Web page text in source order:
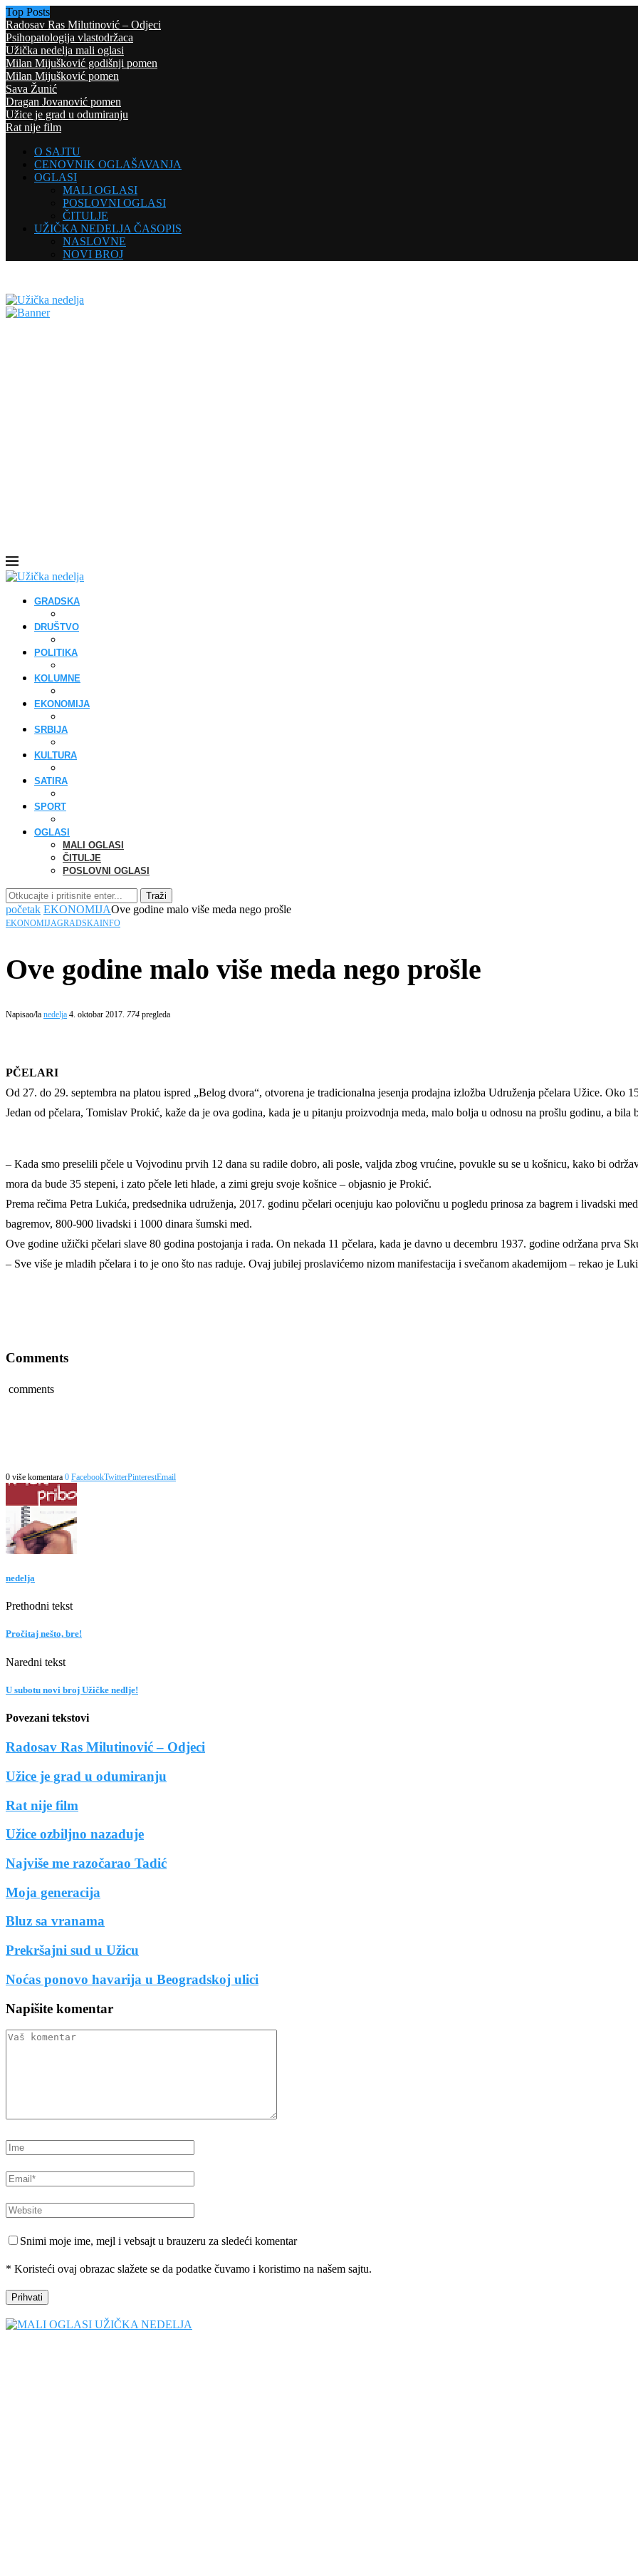
Top Posts
Radosav Ras Milutinović – Odjeci
Psihopatologija vlastodržaca
Užička nedelja mali oglasi
Milan Mijušković godišnji pomen
Milan Mijušković pomen
Sava Žunić
Dragan Jovanović pomen
Užice je grad u odumiranju
Rat nije film
O SAJTU
CENOVNIK OGLAŠAVANJA
OGLASI
MALI OGLASI
POSLOVNI OGLASI
ČITULJE
UŽIČKA NEDELJA ČASOPIS
NASLOVNE
NOVI BROJ
GRADSKA
DRUŠTVO
POLITIKA
KOLUMNE
EKONOMIJA
SRBIJA
KULTURA
SATIRA
SPORT
OGLASI
MALI OGLASI
ČITULJE
POSLOVNI OGLASI
Traži
početak EKONOMIJAOve godine malo više meda nego prošle
EKONOMIJAGRADSKAINFO
Ove godine malo više meda nego prošle
Napisao/la nedelja 4. oktobar 2017. 774 pregleda
PČELARI
Od 27. do 29. septembra na platou ispred „Belog dvora“, otvorena je tradicionalna jesenja prodajna izložba Udruženja pčelara Užice. Oko
Jedan od pčelara, Tomislav Prokić, kaže da je ova godina, kada je u pitanju proizvodnja meda, malo bolja u odnosu na prošlu godinu, a
– Kada smo preselili pčele u Vojvodinu prvih 12 dana su radile dobro, ali posle, valjda zbog vrućine, povukle su se u košnicu, kako bi
mora da bude 35 stepeni, i zato pčele leti hlade, a zimi greju svoje košnice – objasnio je Prokić.
Prema rečima Petra Lukića, predsednika udruženja, 2017. godinu pčelari ocenjuju kao polovičnu u pogledu prinosa za bagrem i livadski
bagremov, 800-900 livadski i 1000 dinara šumski med.
Ove godine užički pčelari slave 80 godina postojanja i rada. On nekada 11 pčelara, kada je davno u decembru 1937. godine održana prva
– Sve više je mladih pčelara i to je ono što nas raduje. Ovaj jubilej proslavićemo nizom manifestacija i svečanom akademijom – rekao je
Comments
comments
0 više komentara 0 FacebookTwitterPinterestEmail
nedelja
Prethodni tekst
Pročitaj nešto, bre!
Naredni tekst
U subotu novi broj Užičke nedlje!
Povezani tekstovi
Radosav Ras Milutinović – Odjeci
Užice je grad u odumiranju
Rat nije film
Užice ozbiljno nazaduje
Najviše me razočarao Tadić
Moja generacija
Bluz sa vranama
Prekršajni sud u Užicu
Noćas ponovo havarija u Beogradskoj ulici
Napišite komentar
Snimi moje ime, mejl i vebsajt u brauzeru za sledeći komentar
* Koristeći ovaj obrazac slažete se da podatke čuvamo i koristimo na našem sajtu.